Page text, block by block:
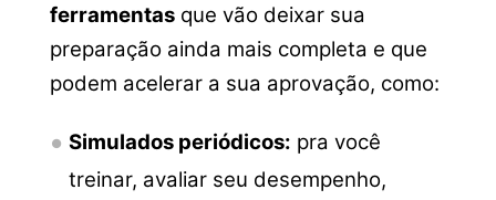
ferramentasque vão deixar sua
preparação ainda mais completa e que
podem acelerar a sua aprovação, como:
Simulados periódicos: pra você
treinar, avaliar seu desempenho,